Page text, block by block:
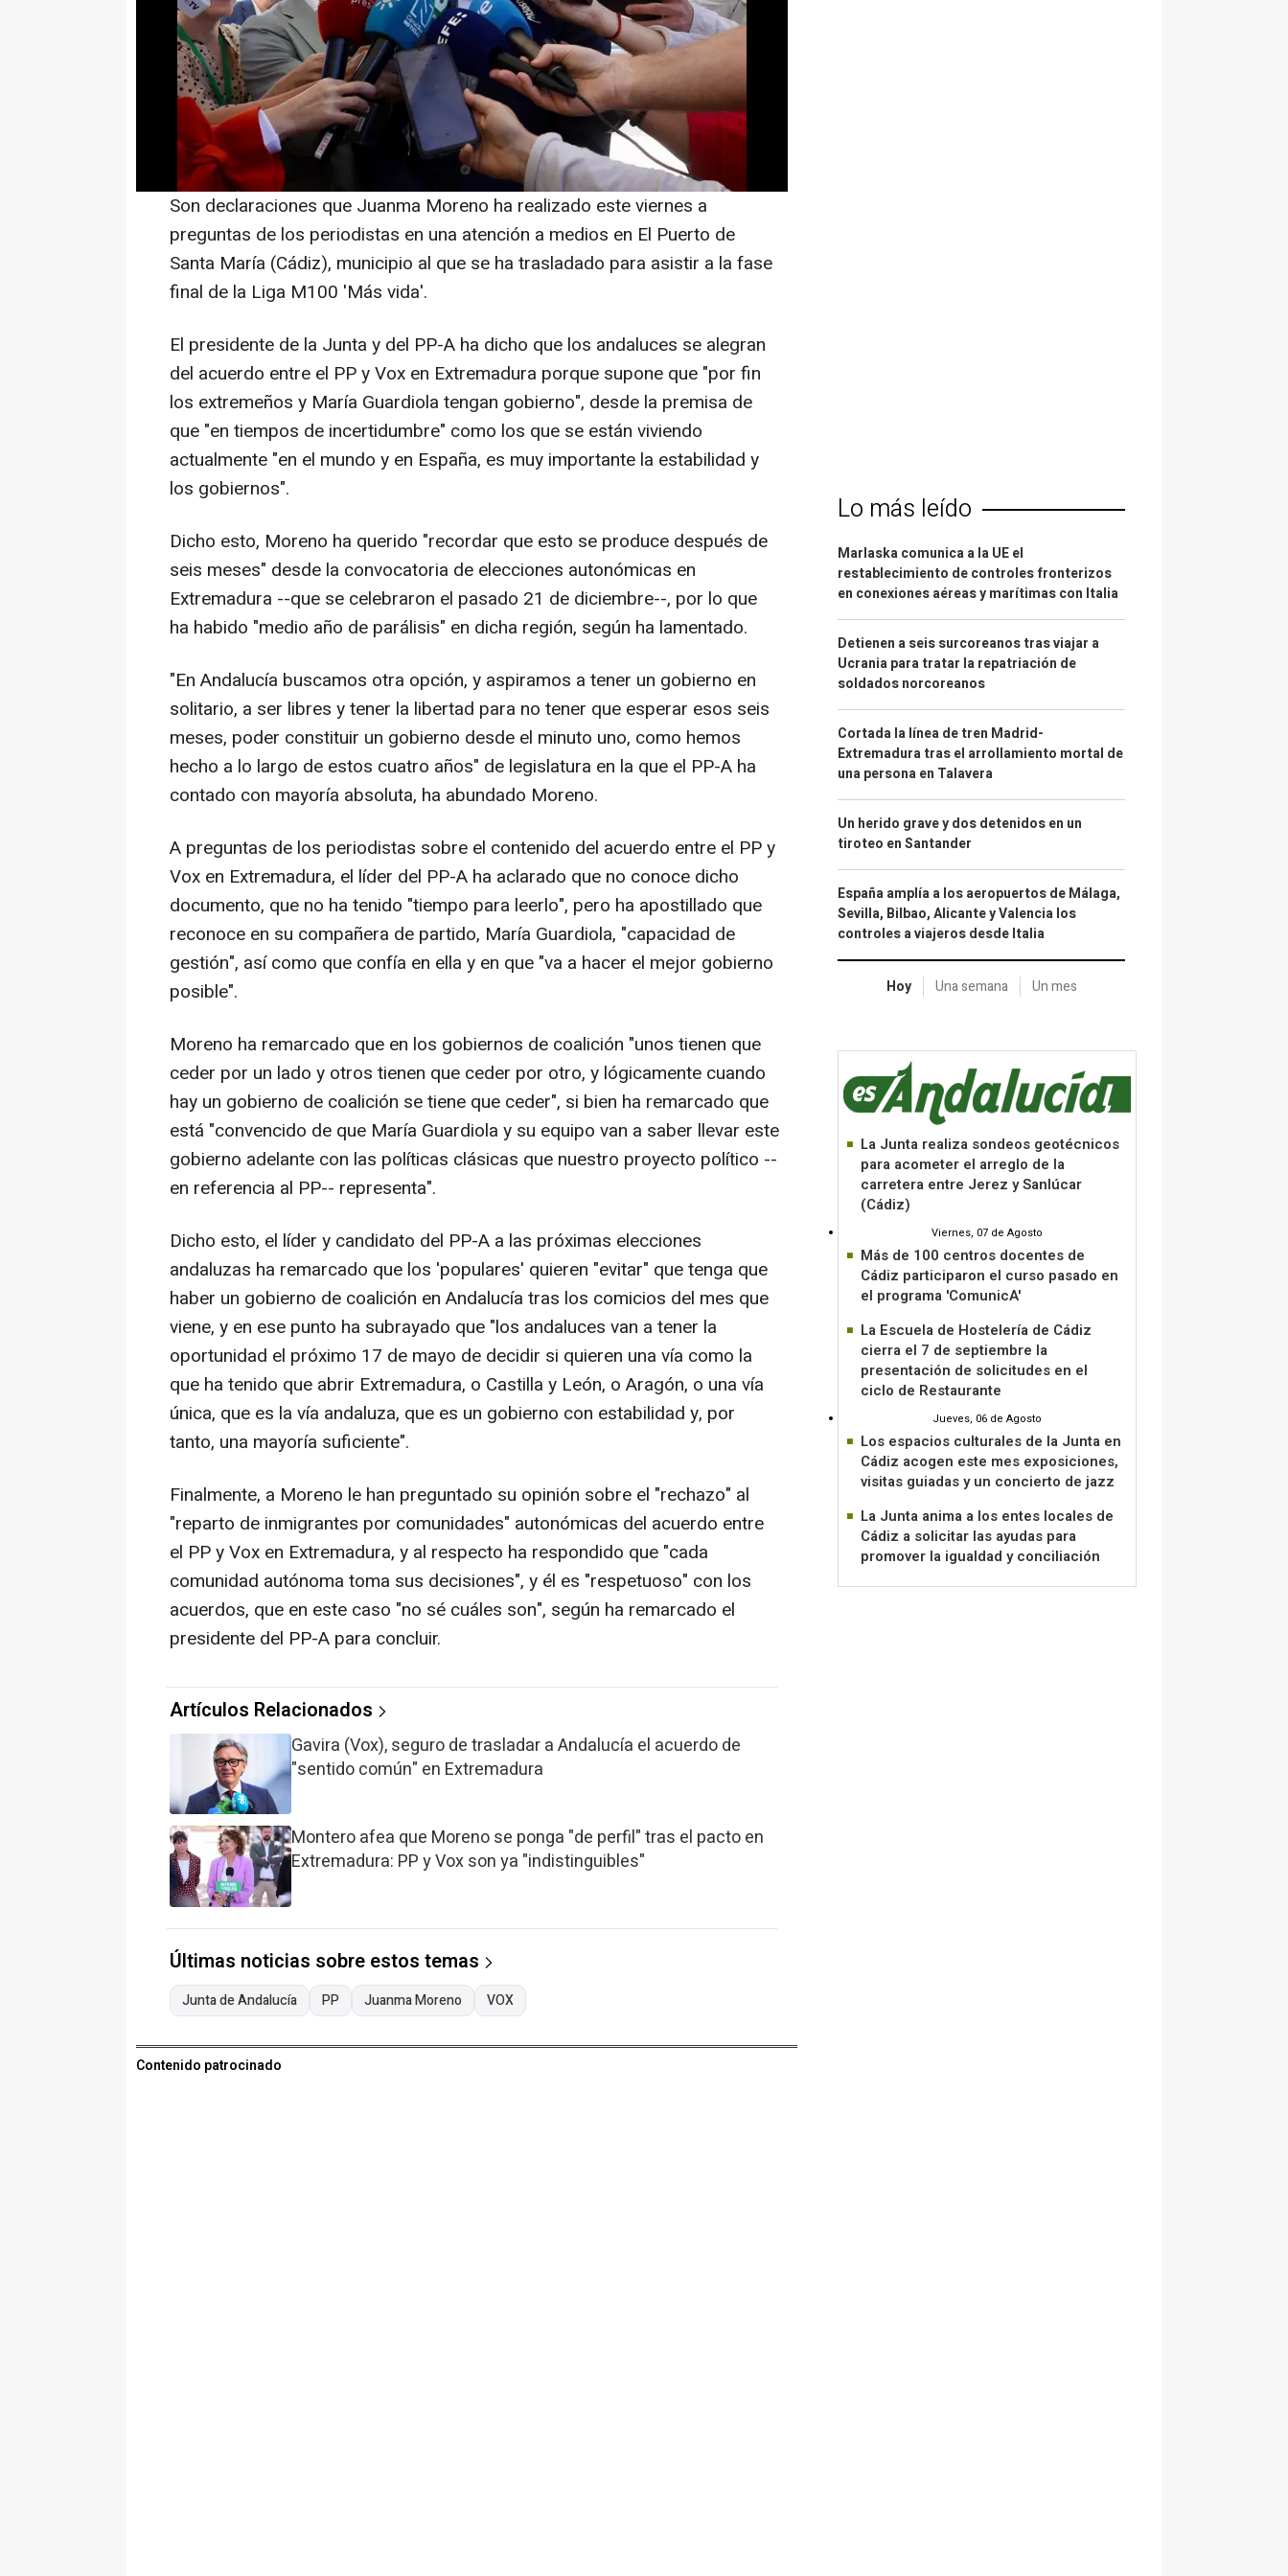
de la Junta de Andalucía, Juanma Moreno, ha saludado este viernes el
acuerdo alcanzado este pasado jueves entre el PP y Vox para gobernar en
Extremadura en el marco de un ejecutivo dirigido por la 'popular' María
Guardiola, si bien ha remarcado que su apuesta es por "gobernar en
solitario" tras las próximas elecciones andaluzas del 17 de mayo, y evitar
una coalición de gobierno.
Son declaraciones que Juanma Moreno ha realizado este viernes a
preguntas de los periodistas en una atención a medios en El Puerto de
Santa María (Cádiz), municipio al que se ha trasladado para asistir a la fase
final de la Liga M100 'Más vida'.
El presidente de la Junta y del PP-A ha dicho que los andaluces se alegran
del acuerdo entre el PP y Vox en Extremadura porque supone que "por fin
los extremeños y María Guardiola tengan gobierno", desde la premisa de
que "en tiempos de incertidumbre" como los que se están viviendo
actualmente "en el mundo y en España, es muy importante la estabilidad y
los gobiernos".
Dicho esto, Moreno ha querido "recordar que esto se produce después de
seis meses" desde la convocatoria de elecciones autonómicas en
Extremadura --que se celebraron el pasado 21 de diciembre--, por lo que
ha habido "medio año de parálisis" en dicha región, según ha lamentado.
"En Andalucía buscamos otra opción, y aspiramos a tener un gobierno en
solitario, a ser libres y tener la libertad para no tener que esperar esos seis
meses, poder constituir un gobierno desde el minuto uno, como hemos
hecho a lo largo de estos cuatro años" de legislatura en la que el PP-A ha
contado con mayoría absoluta, ha abundado Moreno.
A preguntas de los periodistas sobre el contenido del acuerdo entre el PP y
Vox en Extremadura, el líder del PP-A ha aclarado que no conoce dicho
documento, que no ha tenido "tiempo para leerlo", pero ha apostillado que
reconoce en su compañera de partido, María Guardiola, "capacidad de
gestión", así como que confía en ella y en que "va a hacer el mejor gobierno
posible".
Moreno ha remarcado que en los gobiernos de coalición "unos tienen que
ceder por un lado y otros tienen que ceder por otro, y lógicamente cuando
hay un gobierno de coalición se tiene que ceder", si bien ha remarcado que
está "convencido de que María Guardiola y su equipo van a saber llevar este
gobierno adelante con las políticas clásicas que nuestro proyecto político --
en referencia al PP-- representa".
Dicho esto, el líder y candidato del PP-A a las próximas elecciones
andaluzas ha remarcado que los 'populares' quieren "evitar" que tenga que
haber un gobierno de coalición en Andalucía tras los comicios del mes que
viene, y en ese punto ha subrayado que "los andaluces van a tener la
oportunidad el próximo 17 de mayo de decidir si quieren una vía como la
que ha tenido que abrir Extremadura, o Castilla y León, o Aragón, o una vía
única, que es la vía andaluza, que es un gobierno con estabilidad y, por
tanto, una mayoría suficiente".
Finalmente, a Moreno le han preguntado su opinión sobre el "rechazo" al
"reparto de inmigrantes por comunidades" autonómicas del acuerdo entre
el PP y Vox en Extremadura, y al respecto ha respondido que "cada
comunidad autónoma toma sus decisiones", y él es "respetuoso" con los
acuerdos, que en este caso "no sé cuáles son", según ha remarcado el
presidente del PP-A para concluir.
Artículos Relacionados
Gavira (Vox), seguro de trasladar a Andalucía el acuerdo de
"sentido común" en Extremadura
Montero afea que Moreno se ponga "de perfil" tras el pacto en
Extremadura: PP y Vox son ya "indistinguibles"
Últimas noticias sobre estos temas
Junta de Andalucía PP Juanma Moreno VOX
Contenido patrocinado
Lo más leído
Marlaska comunica a la UE el
restablecimiento de controles fronterizos
en conexiones aéreas y marítimas con Italia
Detienen a seis surcoreanos tras viajar a
Ucrania para tratar la repatriación de
soldados norcoreanos
Cortada la línea de tren Madrid-
Extremadura tras el arrollamiento mortal de
una persona en Talavera
Un herido grave y dos detenidos en un
tiroteo en Santander
España amplía a los aeropuertos de Málaga,
Sevilla, Bilbao, Alicante y Valencia los
controles a viajeros desde Italia
Hoy Una semana Un mes
La Junta realiza sondeos geotécnicos
para acometer el arreglo de la
carretera entre Jerez y Sanlúcar
(Cádiz)
Viernes, 07 de Agosto
Más de 100 centros docentes de
Cádiz participaron el curso pasado en
el programa 'ComunicA'
La Escuela de Hostelería de Cádiz
cierra el 7 de septiembre la
presentación de solicitudes en el
ciclo de Restaurante
Jueves, 06 de Agosto
Los espacios culturales de la Junta en
Cádiz acogen este mes exposiciones,
visitas guiadas y un concierto de jazz
La Junta anima a los entes locales de
Cádiz a solicitar las ayudas para
promover la igualdad y conciliación